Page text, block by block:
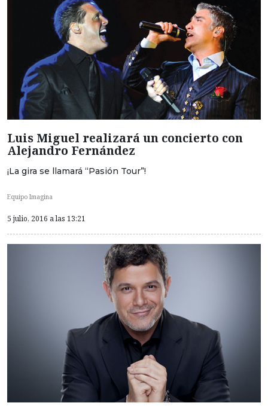
Luis Miguel realizará un concierto con
Alejandro Fernández
¡La gira se llamará “Pasión Tour”!
Equipo Imagina
5 julio, 2016 a las 13:21